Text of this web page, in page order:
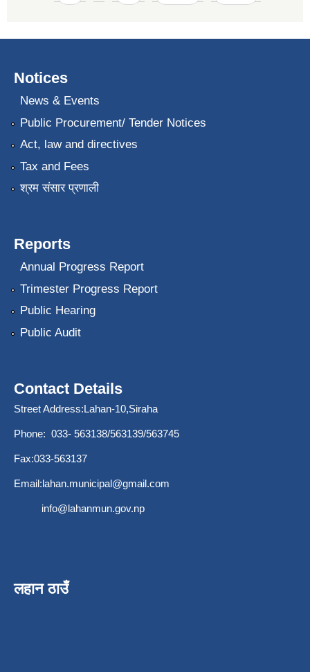
Notices
News & Events
Public Procurement/ Tender Notices
Act, law and directives
Tax and Fees
श्रम संसार प्रणाली
Reports
Annual Progress Report
Trimester Progress Report
Public Hearing
Public Audit
Contact Details
Street Address:Lahan-10,Siraha
Phone: 033- 563138/563139/563745
Fax:033-563137
Email:lahan.municipal@gmail.com
info@lahanmun.gov.np
लहान ठाउँ